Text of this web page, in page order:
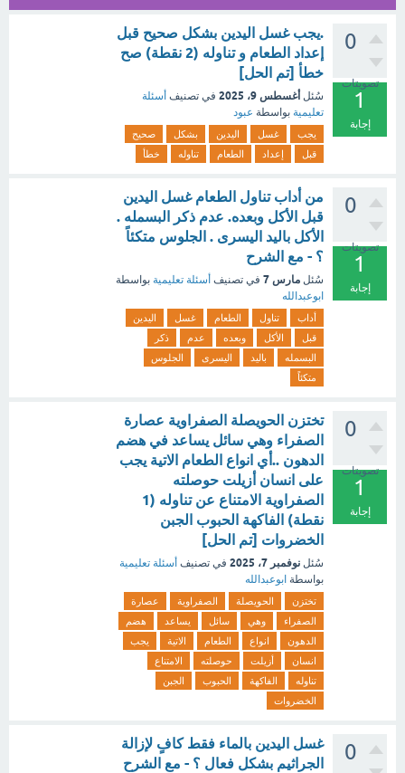
0
تصويتات
1
إجابة
.يجب غسل اليدين بشكل صحيح قبل
إعداد الطعام و تناوله (2 نقطة) صح
خطأ [تم الحل]
سُئل أغسطس 9، 2025 في تصنيف أسئلة
تعليمية بواسطة عبود
يجب غسل اليدين بشكل
صحيح
قبل
إعداد الطعام تناوله خطأ
0
تصويتات
1
إجابة
من أداب تناول الطعام غسل اليدين
قبل الأكل وبعده. عدم ذكر البسمله .
الأكل باليد اليسرى . الجلوس متكئاً
؟ - مع الشرح
سُئل مارس 7 في تصنيف أسئلة تعليمية بواسطة
ابوعبدالله
أداب تناول الطعام غسل
اليدين
قبل
الأكل وبعده عدم
ذكر
البسمله
باليد اليسرى
الجلوس
متكئاً
0
تصويتات
1
إجابة
تختزن الحويصلة الصفراوية عصارة
الصفراء وهي سائل يساعد في هضم
الدهون ..أي انواع الطعام الاتية يجب
على انسان أزيلت حوصلته
الصفراوية الامتناع عن تناوله (1
نقطة) الفاكهة الحبوب الجبن
الخضروات [تم الحل]
سُئل نوفمبر 7، 2025 في تصنيف أسئلة تعليمية
بواسطة ابوعبدالله
تختزن الحويصلة الصفراوية
عصارة
الصفراء
وهي سائل يساعد
هضم
الدهون
انواع الطعام الاتية
يجب
انسان
أزيلت حوصلته
الامتناع
تناوله
الفاكهة الحبوب
الجبن
الخضروات
0
غسل اليدين بالماء فقط كافٍ لإزالة
الجراثيم بشكل فعال ؟ - مع الشرح